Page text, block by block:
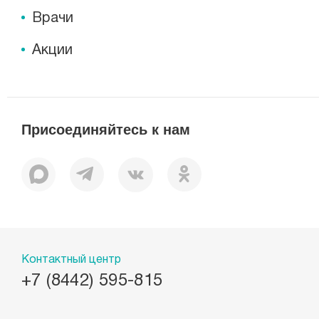
Врачи
Акции
Присоединяйтесь к нам
Контактный центр
+7 (8442) 595-815